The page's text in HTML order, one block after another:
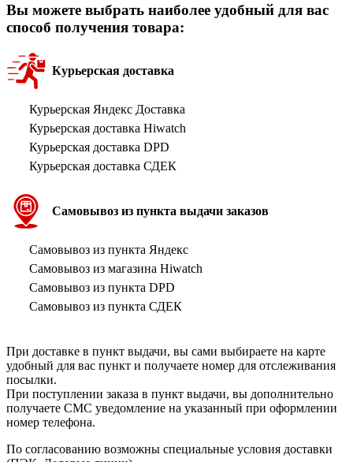
Вы можете выбрать наиболее удобный для вас
способ получения товара:
Курьерская доставка
Курьерская Яндекс Доставка
Курьерская доставка Hiwatch
Курьерская доставка DPD
Курьерская доставка СДЕК
Самовывоз из пункта выдачи заказов
Самовывоз из пункта Яндекс
Самовывоз из магазина Hiwatch
Самовывоз из пункта DPD
Самовывоз из пункта СДЕК
При доставке в пункт выдачи, вы сами выбираете на карте
удобный для вас пункт и получаете номер для отслеживания
посылки.
При поступлении заказа в пункт выдачи, вы дополнительно
получаете СМС уведомление на указанный при оформлении
номер телефона.
По согласованию возможны специальные условия доставки